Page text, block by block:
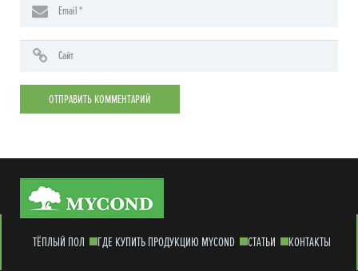
ТЁПЛЫЙ ПОЛ ГДЕ КУПИТЬ ПРОДУКЦИЮ MYCOND СТАТЬИ КОНТАКТЫ